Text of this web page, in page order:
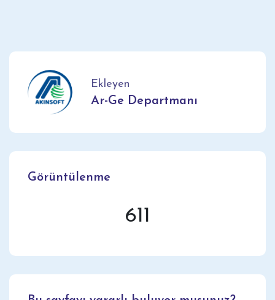
Ekleyen
Ar-Ge Departmanı
Görüntülenme
611